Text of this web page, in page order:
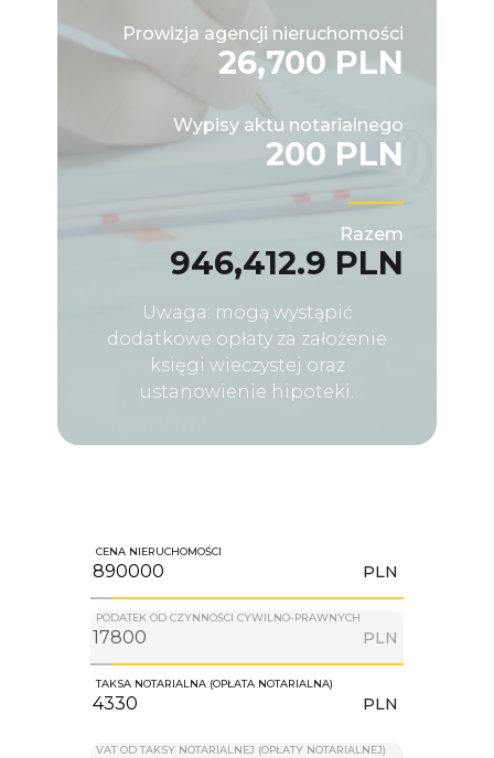
Prowizja agencji nieruchomości
26,700 PLN
Wypisy aktu notarialnego
200 PLN
Razem
946,412.9 PLN
Uwaga: mogą wystąpić
dodatkowe opłaty za założenie
księgi wieczystej oraz
ustanowienie hipoteki.
CENA NIERUCHOMOŚCI
PLN
PODATEK OD CZYNNOŚCI CYWILNO-PRAWNYCH
PLN
TAKSA NOTARIALNA (OPŁATA NOTARIALNA)
PLN
VAT OD TAKSY NOTARIALNEJ (OPŁATY NOTARIALNEJ)